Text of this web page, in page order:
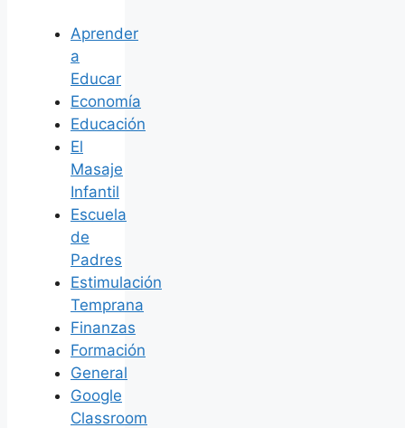
Aprender
a
Educar
Economía
Educación
El
Masaje
Infantil
Escuela
de
Padres
Estimulación
Temprana
Finanzas
Formación
General
Google
Classroom